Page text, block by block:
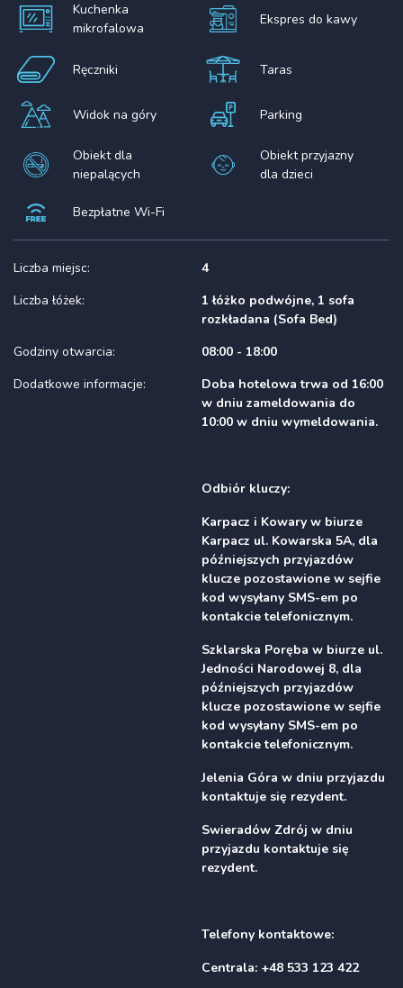
Kuchenka
mikrofalowa
Ekspres do kawy
Ręczniki Taras
Widok na góry Parking
Obiekt dla
niepalących
Obiekt przyjazny
dla dzieci
Bezpłatne Wi-Fi
Liczba miejsc:
4
Liczba łóżek:
1 łóżko podwójne, 1 sofa
rozkładana (Sofa Bed)
Godziny otwarcia:
08:00 - 18:00
Dodatkowe informacje:
Doba hotelowa trwa od 16:00
w dniu zameldowania do
10:00 w dniu wymeldowania.
Odbiór kluczy:
Karpacz i Kowary w biurze
Karpacz ul. Kowarska 5A, dla
późniejszych przyjazdów
klucze pozostawione w sejfie
kod wysyłany SMS-em po
kontakcie telefonicznym.
Szklarska Poręba w biurze ul.
Jedności Narodowej 8, dla
późniejszych przyjazdów
klucze pozostawione w sejfie
kod wysyłany SMS-em po
kontakcie telefonicznym.
Jelenia Góra w dniu przyjazdu
kontaktuje się rezydent.
Swieradów Zdrój w dniu
przyjazdu kontaktuje się
rezydent.
Telefony kontaktowe:
Centrala: +48 533 123 422